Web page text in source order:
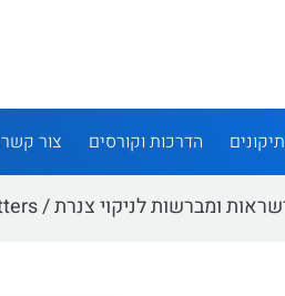
הדרכות וקורסים צור קשר
ומברשות לניקוי צנרת/ Renssi Drain Cleaning Equipment Cutters